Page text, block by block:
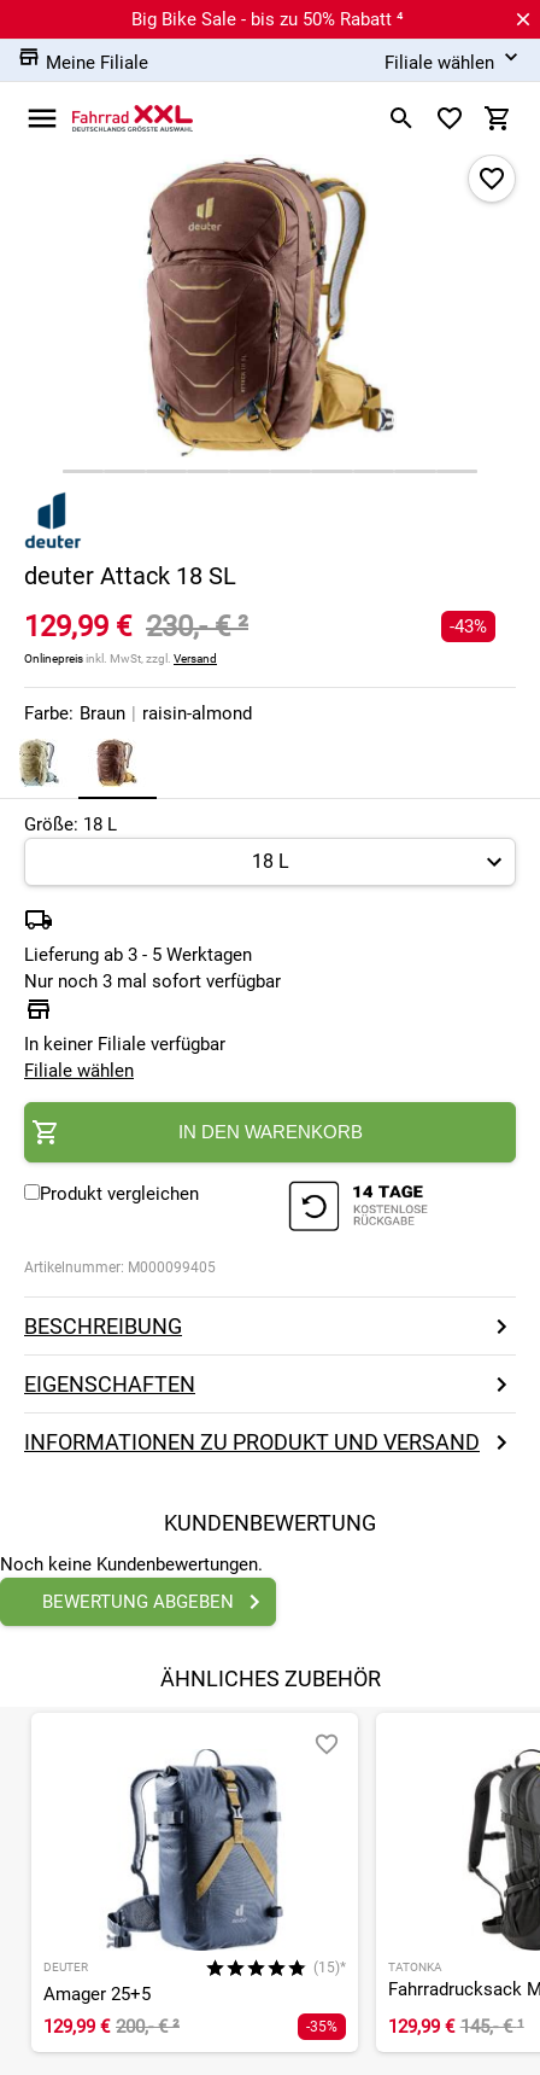
Big Bike Sale - bis zu 50% Rabatt ⁴
Meine Filiale
Filiale wählen
deuter Attack 18 SL
129,99 € 230,- €²
Onlinepreisinkl. MwSt, zzgl. Versand
-43%
Farbe: Braun | raisin-almond
Größe: 18 L
Lieferung ab 3 - 5 Werktagen
Nur noch 3 mal sofort verfügbar
In keiner Filiale verfügbar
Filiale wählen
IN DEN WARENKORB
Produkt vergleichen
Artikelnummer: M000099405
BESCHREIBUNG
EIGENSCHAFTEN
INFORMATIONEN ZU PRODUKT UND VERSAND
KUNDENBEWERTUNG
Noch keine Kundenbewertungen.
BEWERTUNG ABGEBEN
ÄHNLICHES ZUBEHÖR
DEUTER (15)*
Amager 25+5
129,99 € 200,- €² -35%
TATONKA
Fahrradrucksack
129,99 € 145,- €¹